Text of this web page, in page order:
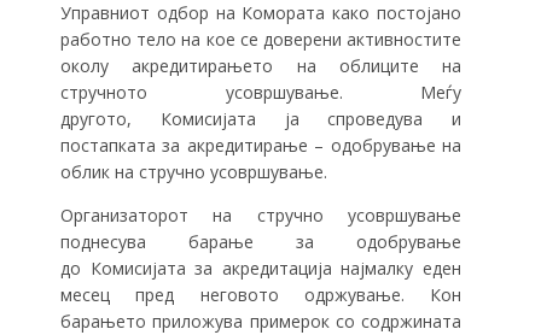
Управниот одбор на Комората како постојано
работно тело на кое се доверени активностите
околу акредитирањето на облиците на
стручното усовршување. Меѓу
другото, Комисијата ја спроведува и
постапката за акредитирање – одобрување на
облик на стручно усовршување.
Организаторот на стручно усовршување
поднесува барање за одобрување
до Комисијата за акредитација најмалку еден
месец пред неговото одржување. Кон
барањето приложува примерок со содржината